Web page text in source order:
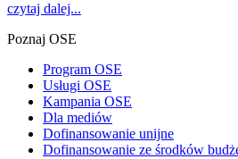
czytaj dalej...
Poznaj OSE
Program OSE
Usługi OSE
Kampania OSE
Dla mediów
Dofinansowanie unijne
Dofinansowanie ze środków